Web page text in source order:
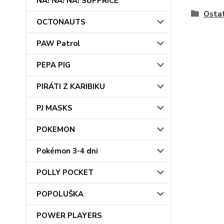
OCTONAUTS
PAW Patrol
PEPA PIG
PIRÁTI Z KARIBIKU
PJ MASKS
POKEMON
Pokémon 3-4 dni
POLLY POCKET
POPOLUŠKA
POWER PLAYERS